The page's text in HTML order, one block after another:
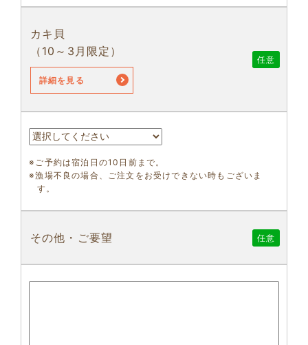
カキ貝
（10～3月限定）
詳細を見る
任意
※ご予約は宿泊日の10日前まで。
※漁場不良の場合、ご注文をお受けできない時もございま
す。
その他・ご要望 任意